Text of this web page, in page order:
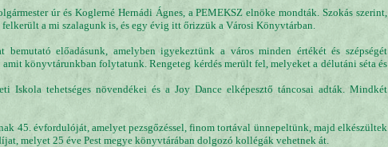
úr és Koglerné Hernádi Ágnes, a PEMEKSZ elnöke mondták. Szokás szerint,
a mi szalagunk is, és egy évig itt őrizzük a Városi Könyvtárban.
előadásunk, amelyben igyekeztünk a város minden értékét és szépségét
könyvtárunkban folytatunk. Rengeteg kérdés merült fel, melyeket a délutáni séta és
Iskola tehetséges növendékei és a Joy Dance elképesztő táncosai adták. Mindkét
45. évfordulóját, amelyet pezsgőzéssel, finom tortával ünnepeltünk, majd elkészültek
melyet 25 éve Pest megye könyvtárában dolgozó kollégák vehetnek át.